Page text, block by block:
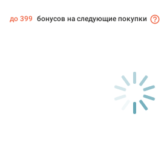
до 399 бонусов на следующие покупки